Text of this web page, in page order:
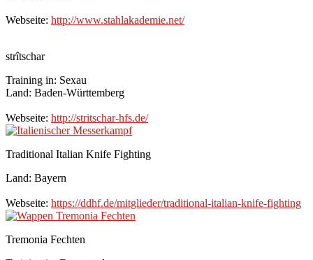
Webseite: http://www.stahlakademie.net/
strîtschar
Training in: Sexau
Land: Baden-Württemberg
Webseite: http://stritschar-hfs.de/
Traditional Italian Knife Fighting
Land: Bayern
Webseite: https://ddhf.de/mitglieder/traditional-italian-knife-fighting
Tremonia Fechten